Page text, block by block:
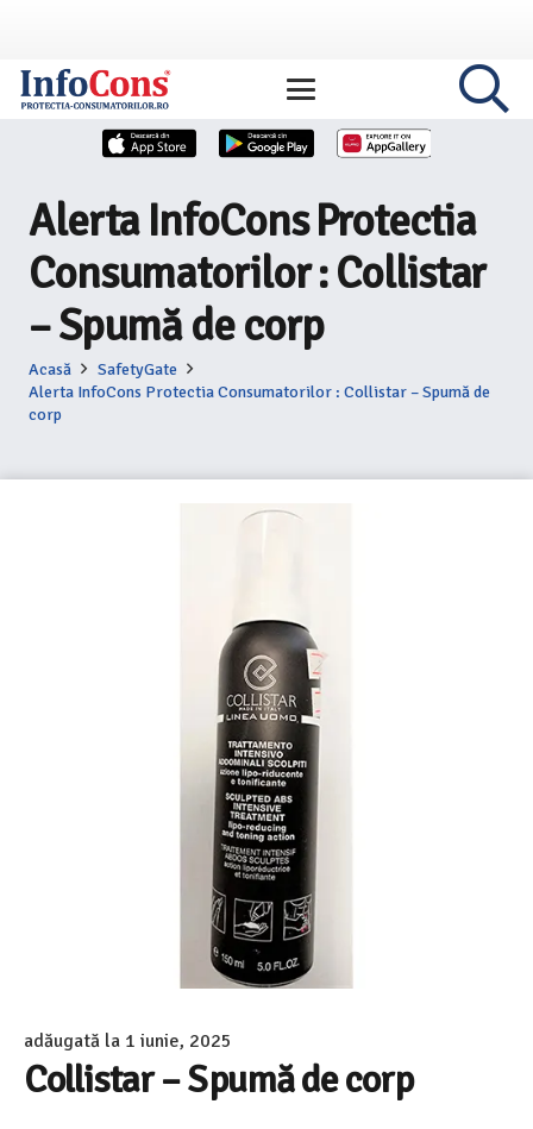
Alerta InfoCons Protectia
Consumatorilor : Collistar
– Spumă de corp
Acasă
SafetyGate
Alerta InfoCons Protectia Consumatorilor : Collistar – Spumă de
corp
adăugată la 1 iunie, 2025
Collistar – Spumă de corp